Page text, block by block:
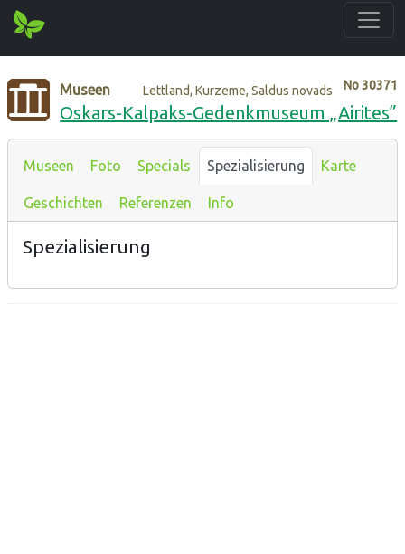
No30371
Museen Lettland, Kurzeme, Saldus novads
Oskars-Kalpaks-Gedenkmuseum „Airites”
Museen Foto Specials Spezialisierung Karte
Geschichten Referenzen Info
Spezialisierung